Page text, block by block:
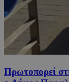
Πρωτοπορεί